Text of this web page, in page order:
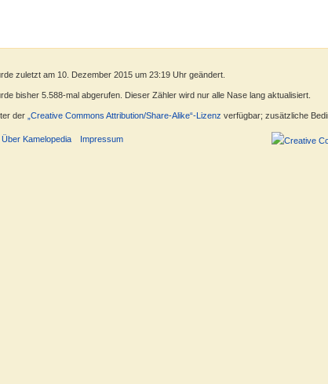
zuletzt am 10. Dezember 2015 um 23:19 Uhr geändert.
bisher 5.588-mal abgerufen. Dieser Zähler wird nur alle Nase lang aktualisiert.
der „Creative Commons Attribution/Share-Alike“-Lizenz verfügbar; zusätzliche
Über Kamelopedia Impressum